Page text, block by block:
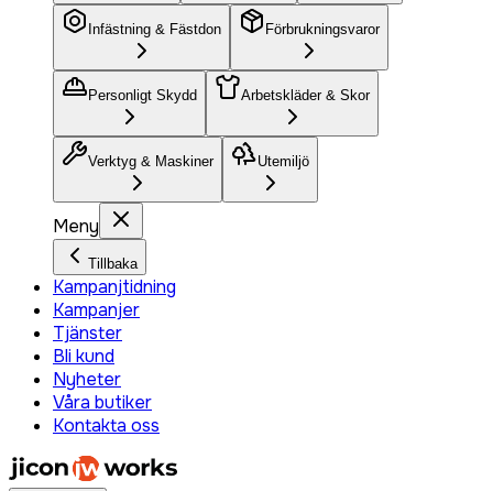
Infästning & Fästdon Förbrukningsvaror
Personligt Skydd Arbetskläder & Skor
Verktyg & Maskiner Utemiljö
Meny
Tillbaka
Kampanjtidning
Kampanjer
Tjänster
Bli kund
Nyheter
Våra butiker
Kontakta oss